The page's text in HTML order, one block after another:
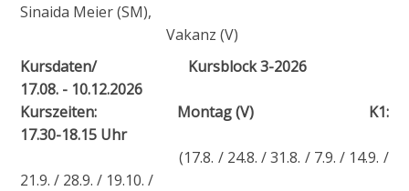
Sinaida Meier (SM),
Vakanz (V)
Kursdaten/
Kursblock 3-2026
17.08. - 10.12.2026
Kurszeiten:
Montag (V) K1:
17.30-18.15 Uhr
(17.8. / 24.8. / 31.8. / 7.9. / 14.9. /
21.9. / 28.9. / 19.10. /